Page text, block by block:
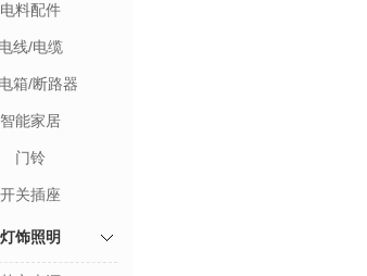
电料配件
电线/电缆
箱/断路器
智能家居
门铃
开关插座
灯饰照明